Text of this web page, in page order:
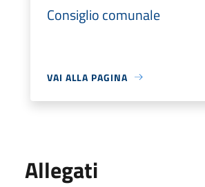
Consiglio comunale
VAI ALLA PAGINA
Allegati